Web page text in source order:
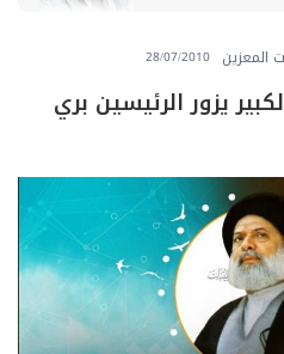
المعزين 28/07/2010
يزور الرئيسين بري